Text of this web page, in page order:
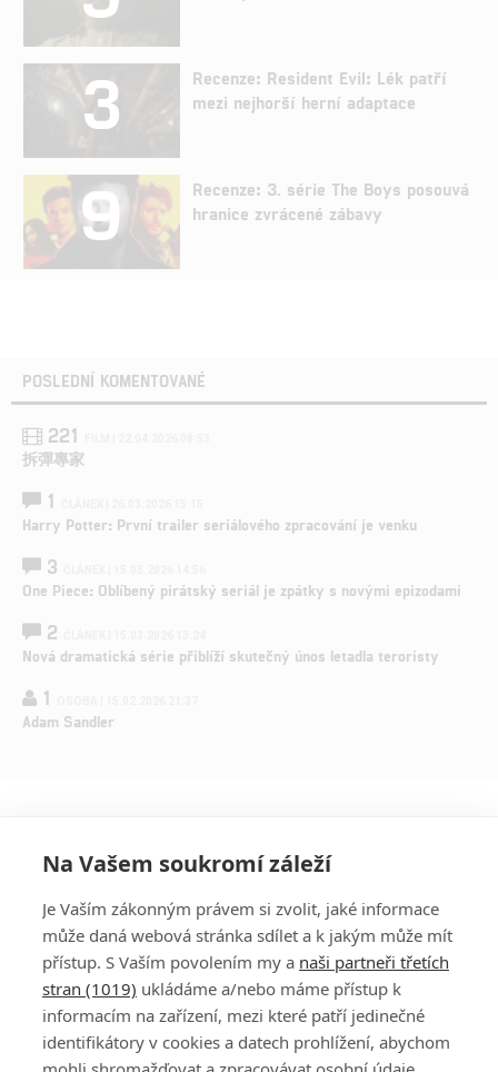
3
Recenze: Resident Evil: Lék patří
mezi nejhorší herní adaptace
9
Recenze: 3. série The Boys posouvá
hranice zvrácené zábavy
POSLEDNÍ KOMENTOVANÉ
221
拆彈專家
1
Harry Potter: První trailer seriálového zpracování je venku
3
One Piece: Oblíbený pirátský seriál je zpátky s novými epizodami
2
Nová dramatická série přiblíží skutečný únos letadla teroristy
1
Adam Sandler
PŘIHLÁSIT
REGISTROVAT
DISKUZE
Na Vašem soukromí záleží
Je Vaším zákonným právem si zvolit, jaké informace
může daná webová stránka sdílet a k jakým může mít
přístup. S Vaším povolením my a naši partneři třetích
stran (1019) ukládáme a/nebo máme přístup k
informacím na zařízení, mezi které patří jedinečné
identifikátory v cookies a datech prohlížení, abychom